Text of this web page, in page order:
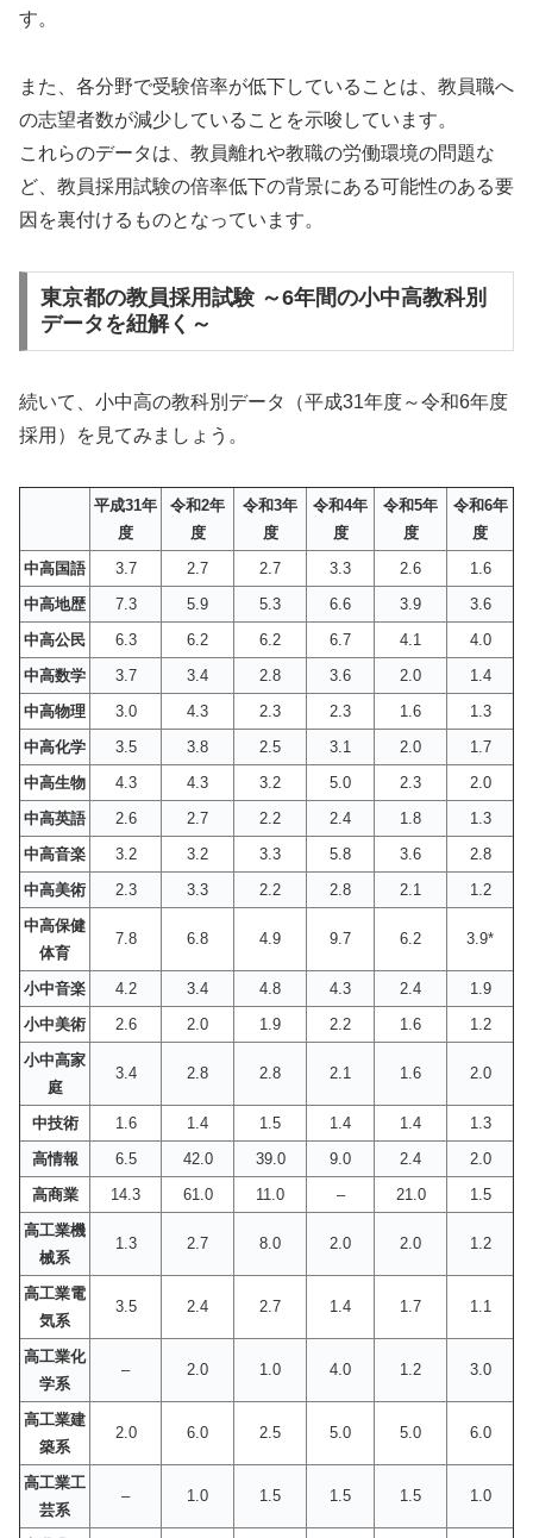
す。
また、各分野で受験倍率が低下していることは、教員職へ
の志望者数が減少していることを示唆しています。
これらのデータは、教員離れや教職の労働環境の問題な
ど、教員採用試験の倍率低下の背景にある可能性のある要
因を裏付けるものとなっています。
東京都の教員採用試験 ～6年間の小中高教科別
データを紐解く～
続いて、小中高の教科別データ（平成31年度～令和6年度
採用）を見てみましょう。
平成31年
度
令和2年
度
令和3年
度
令和4年
度
令和5年
度
令和6年
度
中高国語
3.7 2.7 2.7 3.3 2.6
1.6
中高地歴
7.3 5.9 5.3 6.6 3.9
3.6
中高公民
6.3 6.2 6.2 6.7 4.1
4.0
中高数学
3.7 3.4 2.8 3.6 2.0
1.4
中高物理
3.0 4.3 2.3 2.3 1.6
1.3
中高化学
3.5 3.8 2.5 3.1 2.0
1.7
中高生物
4.3 4.3 3.2 5.0 2.3
2.0
中高英語
2.6 2.7 2.2 2.4 1.8
1.3
中高音楽
3.2 3.2 3.3 5.8 3.6
2.8
中高美術
2.3 3.3 2.2 2.8 2.1
1.2
中高保健
体育
7.8 6.8 4.9 9.7 6.2 3.9*
小中音楽 4.2 3.4 4.8 4.3 2.4
1.9
小中美術
2.6 2.0 1.9 2.2 1.6
1.2
小中高家
庭
3.4 2.8 2.8 2.1 1.6 2.0
中技術 1.6 1.4 1.5 1.4 1.4
1.3
高情報
6.5 42.0 39.0 9.0 2.4
2.0
高商業
14.3 61.0 11.0 – 21.0
1.5
高工業機
械系
1.3 2.7 8.0 2.0 2.0 1.2
高工業電
気系
3.5 2.4 2.7 1.4 1.7 1.1
高工業化
学系
– 2.0 1.0 4.0 1.2 3.0
高工業建
築系
2.0 6.0 2.5 5.0 5.0 6.0
高工業工
芸系
– 1.0 1.5 1.5 1.5 1.0